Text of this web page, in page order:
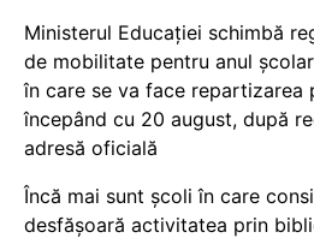
Ministerul Educației schimbă
de mobilitate pentru anul
în care se va face
începând cu 20 august, după
adresă oficială
Încă mai sunt școli în care
desfășoară activitatea prin